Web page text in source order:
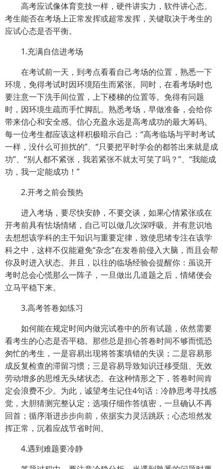
高考应试像体育竞技一样，硬件讲实力，软件讲心态。
考生能否在考场上正常发挥或超常发挥，关键取决于考生的
应试心态是否平衡。
1.充满自信进考场
在考试前一天，到考点看看自己考场的位置，熟悉一下
环境，免得考试时因环境陌生而紧张。同时，在看考场时也
要注意一下洗手间位置，上下楼梯的位置等。免得有问题
时，因环境生疏而手忙脚乱。熟悉考场，早做准备，会给你
带来信心和安全感。信心充盈永远是高考成功的最大筹码。
每一位考生都应该这样积极暗示自己：“高考临场与平时考试
一样，没什么可担扰的”、“只要把平时学会的都答出来就是成
功”、“别人都不紧张，我若紧张不就太可笑了吗？”、“我能成
功，我一定能成功！”
2.开考之前会预热
进入考场，要尽快安静，不要交谈，如果心情紧张或在
开考前具有怯场情绪，自己可以做几次深呼吸。并有意识地
去想想该学科的主干知识与重要定律，致使思绪专注在该学
科之中，这样不仅能避免“杂念”在发卷前侵入大脑，而且会帮
你及时进入状态。并且，以往的临场经验会提醒你：虽说开
考时总会心慌那么一阵子，一旦做出几道题之后，情绪便会
立马平稳下来。
3.高考答卷如练习
如何能在规定时间内做完试卷中的所有试题，依然需要
看考生的心态是否平稳。那些总是担心答卷时间不够而慌恐
匆忙的考生，一是容易出现将答案填错的失误；二是容易形
成反复检查的滞留习惯；三是容易导致知识迁移受阻、无效
劳动增多的思维无头绪状态。在这种情形之下，答卷时间肯
定会浪费不少。为此，诚望考生记住4句话：冷静思考寻找感
觉，大胆猜测完整认定；选项仔细作答缜密，一旦确认不再
回首；循序渐进步步向前，依据实力灵活跳跃；心态坦然发
挥正常，沉着应战节省时间。
4.遇到难题要冷静